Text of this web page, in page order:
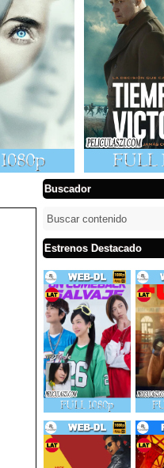
Buscador
Estrenos Destacado